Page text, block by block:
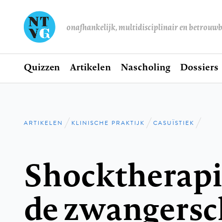
onafhankelijk, multidisciplinair en
Hoofdnavigatie
Home
Quizzen Artikelen Nascholing Dossiers
Kruimelpad
ARTIKELEN KLINISCHE PRAKTIJK CASUÏSTIEK
de